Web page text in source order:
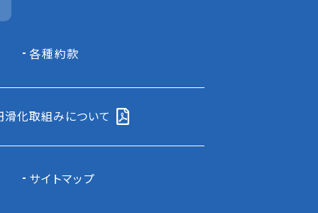
各種約款
化取組みについて
サイトマップ